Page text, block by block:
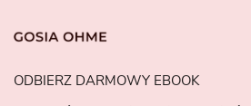
ODBIERZ DARMOWY EBOOK